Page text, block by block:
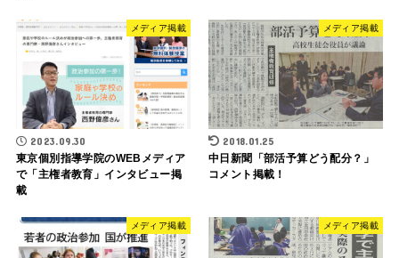
メディア掲載
2023.09.30
東京個別指導学院のWEBメディア
で「主権者教育」インタビュー掲
載
メディア掲載
2018.01.25
中日新聞「部活予算どう配分？」
コメント掲載！
メディア掲載 メディア掲載